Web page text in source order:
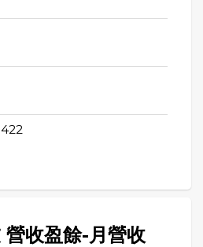
收盈餘-月營收